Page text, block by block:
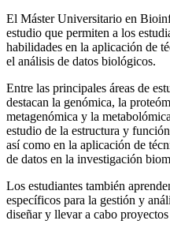
El Máster Universitario en
estudio que permiten a los
habilidades en la aplicación de
el análisis de datos biológicos.
Entre las principales áreas de
destacan la genómica, la
metagenómica y la
estudio de la estructura y
así como en la aplicación de
de datos en la investigación
Los estudiantes también
específicos para la gestión y
diseñar y llevar a cabo